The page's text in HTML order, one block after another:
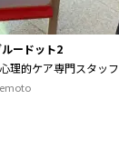
ードット2
理的ケア専門スタッフ